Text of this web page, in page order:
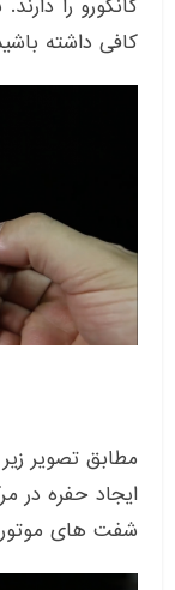
کانگورو را
کافی داشته
مطابق تصویر
ایجاد حفره در
شفت های